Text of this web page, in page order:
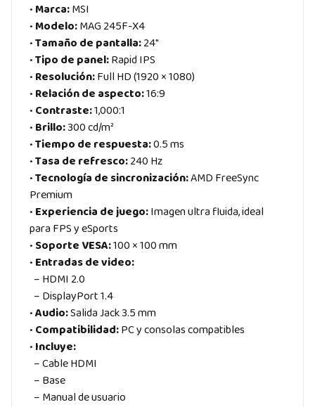
• Marca:MSI
• Modelo:MAG 245F-X4
•Tamaño de pantalla:24″
•Tipo de panel:Rapid IPS
• Resolución:Full HD (1920 × 1080)
• Relación de aspecto:16:9
• Contraste:1,000:1
• Brillo:300 cd/m²
•Tiempo de respuesta:0.5 ms
•Tasa de refresco:240 Hz
•Tecnología de sincronización:AMD FreeSync
Premium
• Experiencia de juego:Imagen ultra fluida, ideal
para FPS y eSports
• Soporte VESA:100 × 100 mm
• Entradas de video:
– HDMI 2.0
– DisplayPort 1.4
•Audio:Salida Jack 3.5 mm
• Compatibilidad:PC y consolas compatibles
• Incluye:
– Cable HDMI
– Base
– Manual de usuario